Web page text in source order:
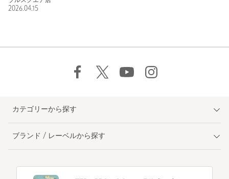
2026.04.15
カテゴリーから探す
ブランド / レーベルから探す